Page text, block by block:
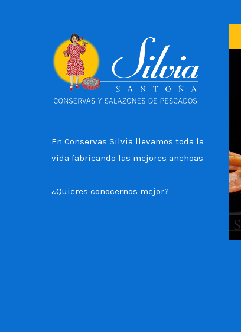
En Conservas Silvia llevamos toda la
vida fabricando las mejores anchoas.
¿Quieres conocernos mejor?